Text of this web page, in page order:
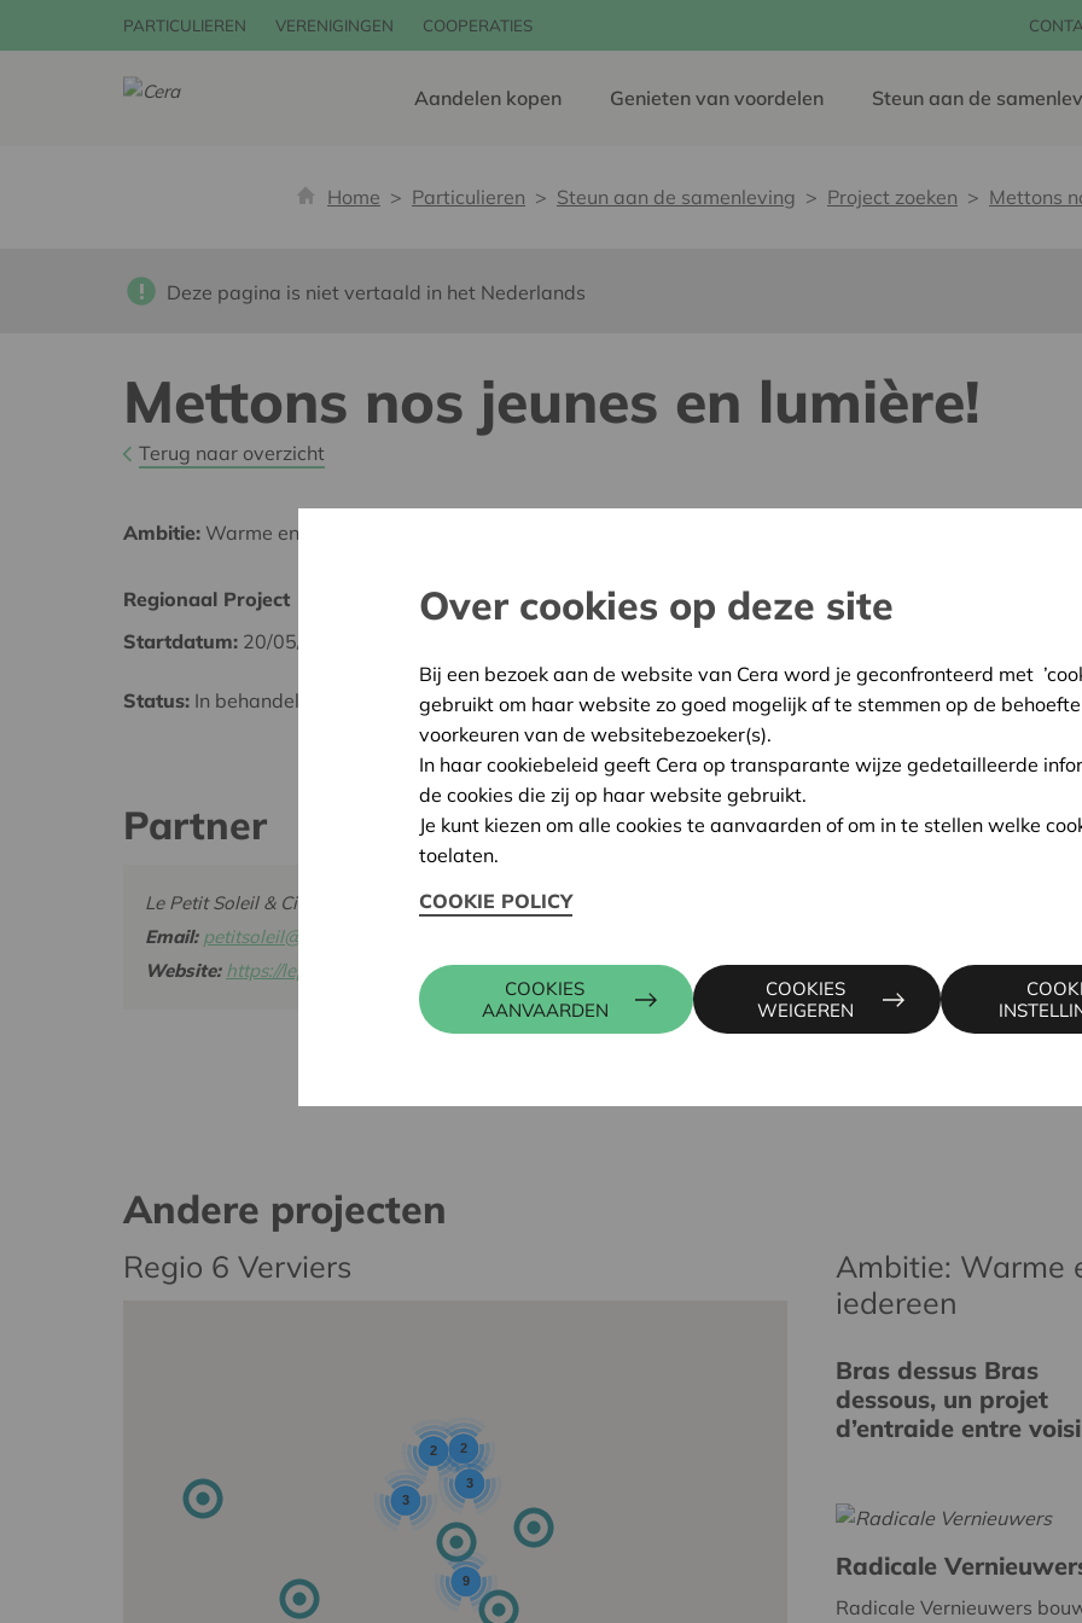
PARTICULIEREN VERENIGINGEN COOPERATIES
Aandelen kopen Genieten van voordelen Steun aan de
Home Particulieren Steun aan de samenleving Project zoeken Mettons
Deze pagina is niet vertaald in het Nederlands
Mettons nos jeunes en lumière!
Terug naar overzicht
Ambitie: Warme en zorgzame buurten voor iedereen
Regionaal Project
Startdatum: 20/05/2026
Status: In behandeling
Verviers
Beslissing: Goedgekeurd
Partner
Le Petit Soleil & Cie, Chapelle des Anges 67, 4890 THIMISTER-CLERMONT
Email: petitsoleil@skynet.be
Website: https://lepetitsoleiletcompagnie.be/nos-troupes/
Andere projecten
Regio 6 Verviers
9
2
3
2
3
Ambitie: Warme
iedereen
Bras dessus Bras
dessous, un projet
d’entraide entre
Radicale
Radicale Vernieuwers
Over cookies op deze site
Bij een bezoek aan de website van Cera word je geconfronteerd met
gebruikt om haar website zo goed mogelijk af te stemmen op de
voorkeuren van de websitebezoeker(s).
In haar cookiebeleid geeft Cera op transparante wijze gedetailleerde
de cookies die zij op haar website gebruikt.
Je kunt kiezen om alle cookies te aanvaarden of om in te stellen welke
toelaten.
COOKIE POLICY
COOKIES
AANVAARDEN
COOKIES
WEIGEREN